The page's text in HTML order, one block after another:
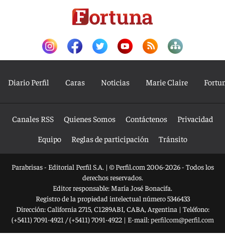
Diario Perfil Caras Noticias Marie Claire
Canales RSS Quienes Somos Contáctenos
Privacidad
Equipo
Reglas de participación Tránsito
Parabrisas - Editorial Perfil S.A. | © Perfil.com 2006-2026 - Todos los
derechos reservados.
Editor responsable: María José Bonacifa.
Registro de la propiedad intelectual número 5346433
Dirección:California 2715, C1289ABI, CABA, Argentina | Teléfono:
(+5411) 7091-4921 /(+5411) 7091-4922| E-mail:perfilcom@perfil.com